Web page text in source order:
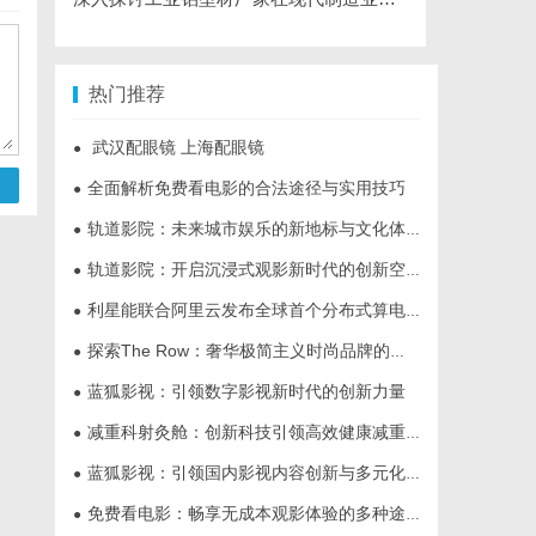
热门推荐
● 武汉配眼镜 上海配眼镜
● 全面解析免费看电影的合法途径与实用技巧
● 轨道影院：未来城市娱乐的新地标与文化体验空间
● 轨道影院：开启沉浸式观影新时代的创新空间体验
● 利星能联合阿里云发布全球首个分布式算电协同解决方案
● 探索The Row：奢华极简主义时尚品牌的崛起与魅力解析
● 蓝狐影视：引领数字影视新时代的创新力量
● 减重科射灸舱：创新科技引领高效健康减重新时代
● 蓝狐影视：引领国内影视内容创新与多元化发展的先锋力量
● 免费看电影：畅享无成本观影体验的多种途径与技巧